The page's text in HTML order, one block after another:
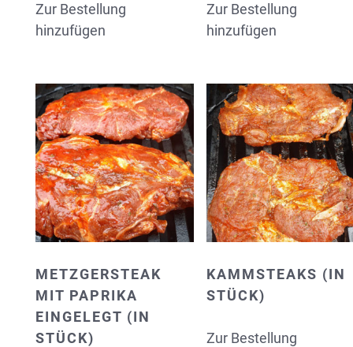
Zur Bestellung
hinzufügen
Zur Bestellung
hinzufügen
METZGERSTEAK
MIT PAPRIKA
EINGELEGT (IN
STÜCK)
KAMMSTEAKS (IN
STÜCK)
Zur Bestellung